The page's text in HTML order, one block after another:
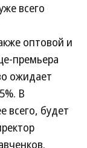
всего
оптовой и
премьера
ожидает
В
всего, будет